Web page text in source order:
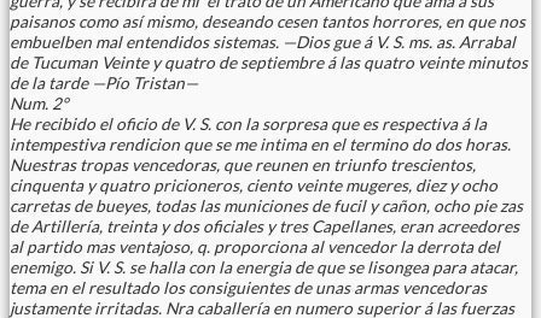
paisanos como así mismo, deseando cesen tantos horrores, en que nos
embuelben mal entendidos sistemas. —Dios gue á V. S. ms. as. Arrabal
de Tucuman Veinte y quatro de septiembre á las quatro veinte minutos
de la tarde —Pío Tristan—
Num. 2°
He recibido el oficio de V. S. con la sorpresa que es respectiva á la
intempestiva rendicion que se me intima en el termino do dos horas.
Nuestras tropas vencedoras, que reunen en triunfo trescientos,
cinquenta y quatro pricioneros, ciento veinte mugeres, diez y ocho
carretas de bueyes, todas las municiones de fucil y cañon, ocho pie zas
de Artillería, treinta y dos oficiales y tres Capellanes, eran acreedores
al partido mas ventajoso, q. proporciona al vencedor la derrota del
enemigo. Si V. S. se halla con la energia de que se lisongea para atacar,
tema en el resultado los consiguientes de unas armas vencedoras
justamente irritadas. Nra caballería en numero superior á las fuerzas